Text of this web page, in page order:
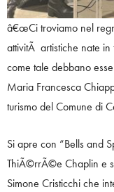
â€œCi troviamo nel
attivitÃ artistiche nate
come tale debbano
Maria Francesca
turismo del Comune di
Si apre con “Bells and
ThiÃ©rrÃ©e Chaplin e
Simone Cristicchi che